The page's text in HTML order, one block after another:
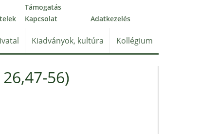
Támogatás
Kapcsolat Adatkezelés
Kiadványok, kultúra Kollégium
56)